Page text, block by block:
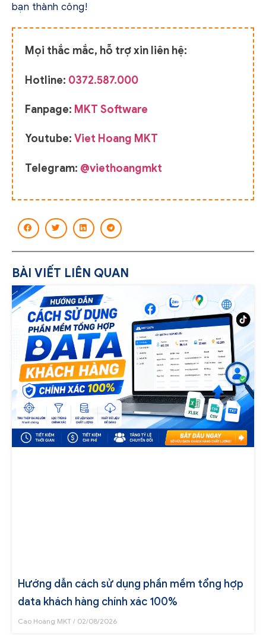
bạn thành công!
Mọi thắc mắc, hỗ trợ xin liên hệ:
Hotline: 0372.587.000
Fanpage: MKT Software
Youtube: Viet Hoang MKT
Telegram: @viethoangmkt
BÀI VIẾT LIÊN QUAN
Hướng dẫn cách sử dụng phần mềm tổng hợp
data khách hàng chính xác 100%
Cao Hoàng MKT 02/08/2026